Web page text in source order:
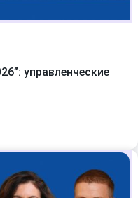
управленческие